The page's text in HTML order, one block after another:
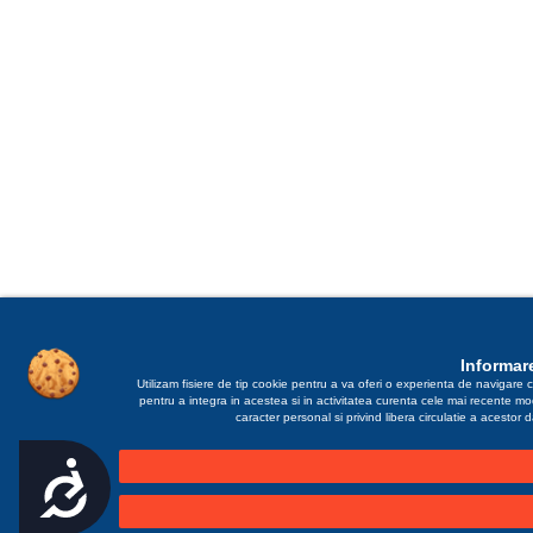
Accesibilitate
Utilizam fisiere de tip cookie pentru a va oferi o experienta de navigare
pentru a integra in acestea si in activitatea curenta cele mai recente
caracter personal si privind libera circulatie a acestor